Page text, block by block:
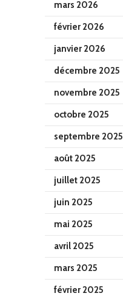
mars 2026
février 2026
janvier 2026
décembre 2025
novembre 2025
octobre 2025
septembre 2025
août 2025
juillet 2025
juin 2025
mai 2025
avril 2025
mars 2025
février 2025